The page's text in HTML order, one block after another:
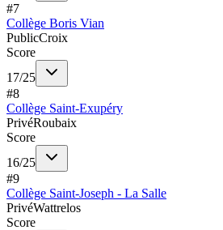
#7
Collège Boris Vian
PublicCroix
Score
17/25
#8
Collège Saint-Exupéry
PrivéRoubaix
Score
16/25
#9
Collège Saint-Joseph - La Salle
PrivéWattrelos
Score